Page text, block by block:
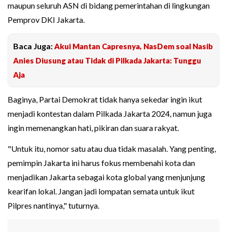
maupun seluruh ASN di bidang pemerintahan di lingkungan
Pemprov DKI Jakarta.
Baca Juga:Akui Mantan Capresnya, NasDem soal Nasib
Anies Diusung atau Tidak di Pilkada Jakarta: Tunggu
Aja
Baginya, Partai Demokrat tidak hanya sekedar ingin ikut
menjadi kontestan dalam Pilkada Jakarta 2024, namun juga
ingin memenangkan hati, pikiran dan suara rakyat.
"Untuk itu, nomor satu atau dua tidak masalah. Yang penting,
pemimpin Jakarta ini harus fokus membenahi kota dan
menjadikan Jakarta sebagai kota global yang menjunjung
kearifan lokal. Jangan jadi lompatan semata untuk ikut
Pilpres nantinya," tuturnya.